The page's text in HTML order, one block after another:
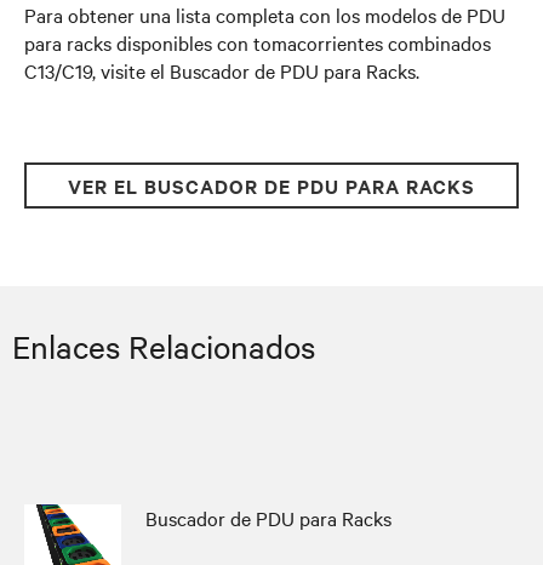
Para obtener una lista completa con los modelos de PDU
para racks disponibles con tomacorrientes combinados
C13/C19, visite el Buscador de PDU para Racks.
VER EL BUSCADOR DE PDU PARA RACKS
Enlaces Relacionados
Buscador de PDU para Racks